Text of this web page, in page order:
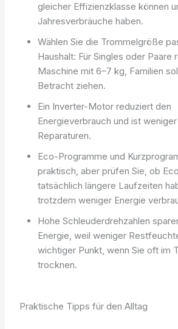
gleicher Effizienzklasse können
Jahresverbräuche haben.
Wählen Sie die Trommelgröße
Haushalt: Für Singles oder Paare
Maschine mit 6–7 kg, Familien
Betracht ziehen.
Ein Inverter-Motor reduziert den
Energieverbrauch und ist
Reparaturen.
Eco-Programme und
praktisch, aber prüfen Sie, ob
tatsächlich längere Laufzeiten
trotzdem weniger Energie
Hohe Schleuderdrehzahlen
Energie, weil weniger
wichtiger Punkt, wenn Sie oft im
trocknen.
Praktische Tipps für den Alltag